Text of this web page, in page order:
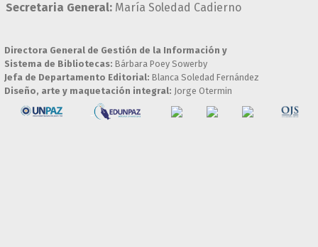
Secretaria General: María Soledad Cadierno
Directora General de Gestión de la Información y
Sistema de Bibliotecas: Bárbara Poey Sowerby
Jefa de Departamento Editorial: Blanca Soledad Fernández
Diseño, arte y maquetación integral: Jorge Otermin